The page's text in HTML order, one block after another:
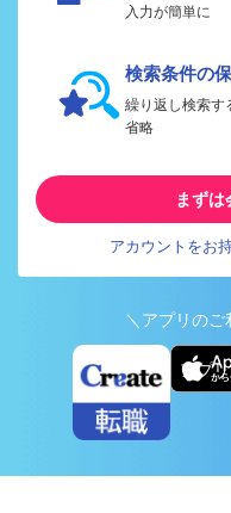
入力が簡単に
検索条件の
繰り返し検索す
省略
まずは
アカウントをお
＼アプリのご
アプ